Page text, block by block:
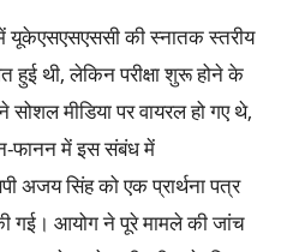
यूकेएसएसएससी की स्नातक स्तरीय
हुई थी, लेकिन परीक्षा शुरू होने के
मीडिया पर वायरल हो गए थे,
फानन में इस संबंध में
अजय सिंह को एक प्रार्थना पत्र
गई। आयोग ने पूरे मामले की जांच